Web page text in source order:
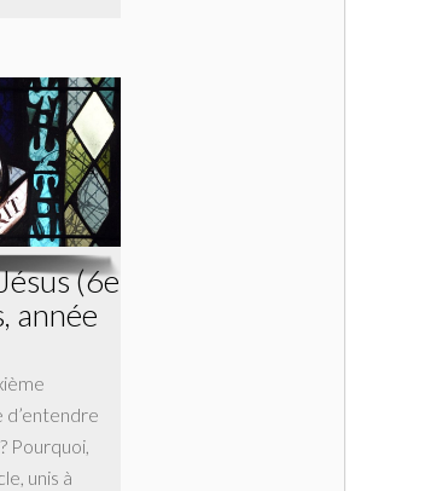
(6e
année
d’entendre
Pourquoi,
unis à